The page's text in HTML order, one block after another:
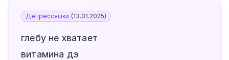
Депрессяшки (13.01.2025)
глебу не хватает
витамина дэ